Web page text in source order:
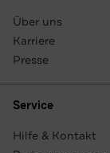
Über uns
Karriere
Presse
Service
Hilfe & Kontakt